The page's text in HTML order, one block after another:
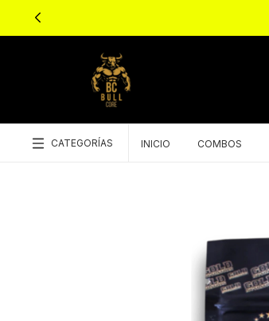
CATEGORÍAS INICIO COMBOS